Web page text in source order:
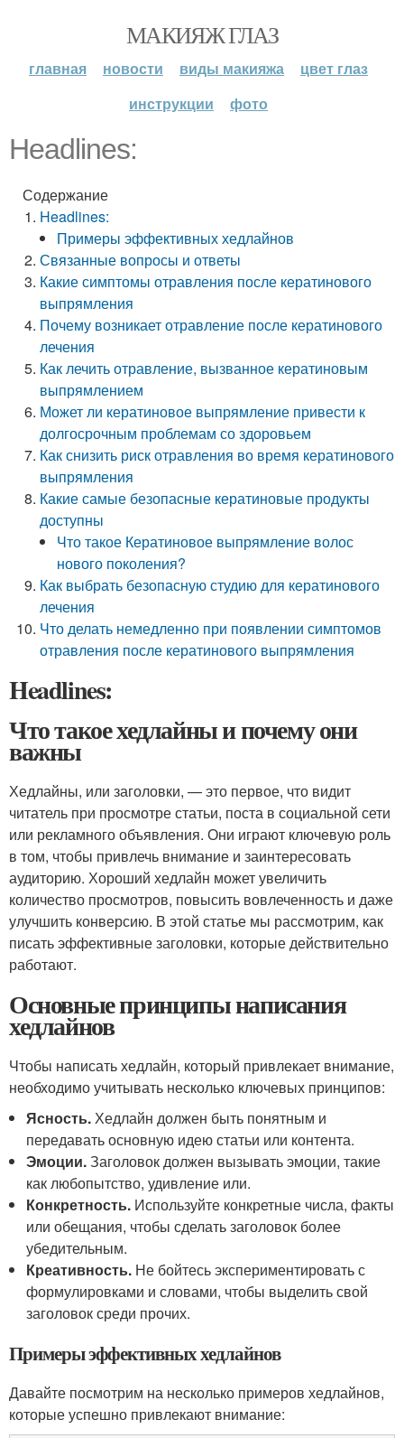
МАКИЯЖ ГЛАЗ
главная новости виды макияжа
цвет глаз
инструкции
фото
Headlines:
Содержание
Headlines:
Примеры эффективных хедлайнов
Связанные вопросы и ответы
Какие симптомы отравления после кератинового
выпрямления
Почему возникает отравление после кератинового
лечения
Как лечить отравление, вызванное кератиновым
выпрямлением
Может ли кератиновое выпрямление привести к
долгосрочным проблемам со здоровьем
Как снизить риск отравления во время кератинового
выпрямления
Какие самые безопасные кератиновые продукты
доступны
Что такое Кератиновое выпрямление волос
нового поколения?
Как выбрать безопасную студию для кератинового
лечения
Что делать немедленно при появлении симптомов
отравления после кератинового выпрямления
Headlines:
Что такое хедлайны и почему они
важны
Хедлайны, или заголовки, — это первое, что видит
читатель при просмотре статьи, поста в социальной сети
или рекламного объявления. Они играют ключевую роль
в том, чтобы привлечь внимание и заинтересовать
аудиторию. Хороший хедлайн может увеличить
количество просмотров, повысить вовлеченность и даже
улучшить конверсию. В этой статье мы рассмотрим, как
писать эффективные заголовки, которые действительно
работают.
Основные принципы написания
хедлайнов
Чтобы написать хедлайн, который привлекает внимание,
необходимо учитывать несколько ключевых принципов:
Ясность.Хедлайн должен быть понятным и
передавать основную идею статьи или контента.
Эмоции.Заголовок должен вызывать эмоции, такие
как любопытство, удивление или.
Конкретность. Используйте конкретные числа, факты
или обещания, чтобы сделать заголовок более
убедительным.
Креативность. Не бойтесь экспериментировать с
формулировками и словами, чтобы выделить свой
заголовок среди прочих.
Примеры эффективных хедлайнов
Давайте посмотрим на несколько примеров хедлайнов,
которые успешно привлекают внимание: